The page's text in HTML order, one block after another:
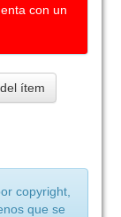
con un
ítem
copyright,
que se